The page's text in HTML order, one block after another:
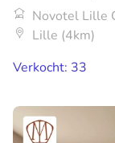
Novotel Lille
Lille (4km)
Verkocht: 33